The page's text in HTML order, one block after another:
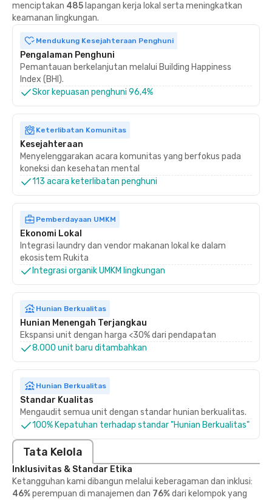
menciptakan 485 lapangan kerja lokal serta meningkatkan
keamanan lingkungan.
Mendukung Kesejahteraan Penghuni
Pengalaman Penghuni
Pemantauan berkelanjutan melalui Building Happiness
Index (BHI).
Skor kepuasan penghuni 96,4%
Keterlibatan Komunitas
Kesejahteraan
Menyelenggarakan acara komunitas yang berfokus pada
koneksi dan kesehatan mental
113 acara keterlibatan penghuni
Pemberdayaan UMKM
Ekonomi Lokal
Integrasi laundry dan vendor makanan lokal ke dalam
ekosistem Rukita
Integrasi organik UMKM lingkungan
Hunian Berkualitas
Hunian Menengah Terjangkau
Ekspansi unit dengan harga <30% dari pendapatan
8.000 unit baru ditambahkan
Hunian Berkualitas
Standar Kualitas
Mengaudit semua unit dengan standar hunian berkualitas.
100% Kepatuhan terhadap standar "Hunian Berkualitas"
Tata Kelola
Inklusivitas & Standar Etika
Ketangguhan kami dibangun melalui keberagaman dan inklusi:
46%perempuan di manajemen dan 76%dari kelompok yang